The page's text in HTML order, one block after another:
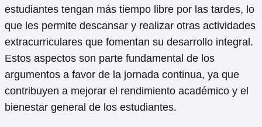
estudiantes tengan más tiempo libre por las tardes, lo
que les permite descansar y realizar otras actividades
extracurriculares que fomentan su desarrollo integral.
Estos aspectos son parte fundamental de los
argumentos a favor de la jornada continua, ya que
contribuyen a mejorar el rendimiento académico y el
bienestar general de los estudiantes.